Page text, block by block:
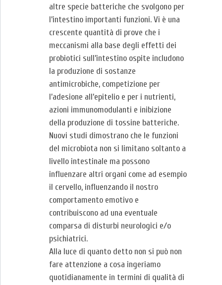
altre specie batteriche che svolgono per
l’intestino importanti funzioni. Vi è una
crescente quantità di prove che i
meccanismi alla base degli effetti dei
probiotici sull’intestino ospite includono
la produzione di sostanze
antimicrobiche, competizione per
l’adesione all’epitelio e per i nutrienti,
azioni immunomodulanti e inibizione
della produzione di tossine batteriche.
Nuovi studi dimostrano che le funzioni
del microbiota non si limitano soltanto a
livello intestinale ma possono
influenzare altri organi come ad esempio
il cervello, influenzando il nostro
comportamento emotivo e
contribuiscono ad una eventuale
comparsa di disturbi neurologici e/o
psichiatrici.
Alla luce di quanto detto non si può non
fare attenzione a cosa ingeriamo
quotidianamente in termini di qualità di